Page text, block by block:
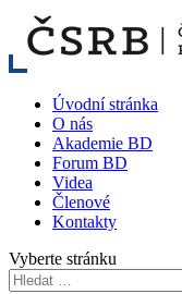
Úvodní stránka
O nás
Akademie BD
Forum BD
Videa
Členové
Kontakty
Vyberte stránku